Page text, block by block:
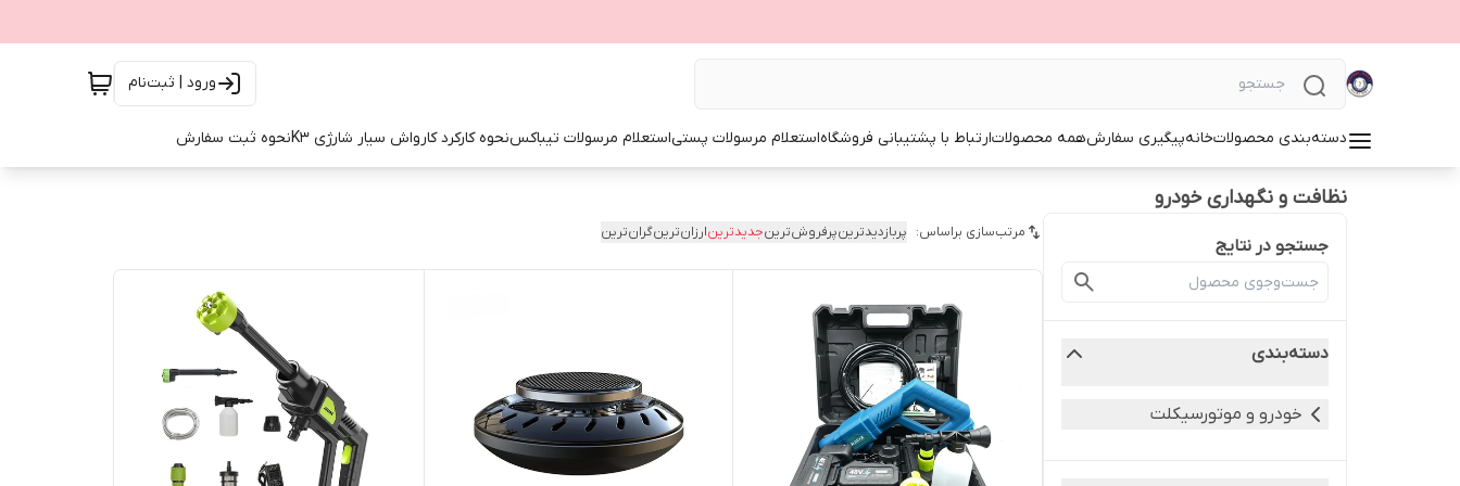
ورود | ثبت‌نام
دسته‌بندی محصولاتخانهپیگیری سفارشهمه محصولاتارتباط با پشتیبانی فروشگاهاستعلام مرسولات پستیاستعلام مرسولات تیباکسنحوه کارکرد کارواش سیار شارژی K3 نحوه ثبت سفارش
نظافت و نگهداری خودرو
جستجو در نتایج
دسته‌بندی
خودرو و موتورسیکلت
مرتب‌سازی براساس: پربازدیدترینپرفروش‌ترینجدیدترینارزان‌ترینگران‌ترین